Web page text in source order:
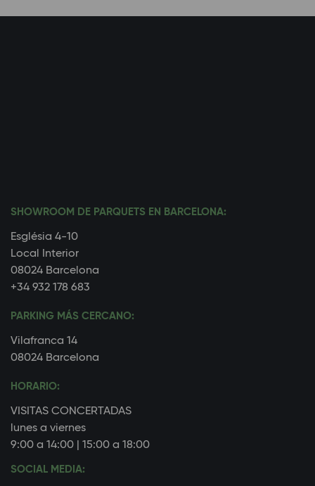
SHOWROOM DE PARQUETS EN BARCELONA:
Església 4-10
Local Interior
08024 Barcelona
+34 932 178 683
PARKING MÁS CERCANO:
Vilafranca 14
08024 Barcelona
HORARIO:
VISITAS CONCERTADAS
lunes a viernes
9:00 a 14:00 | 15:00 a 18:00
SOCIAL MEDIA: